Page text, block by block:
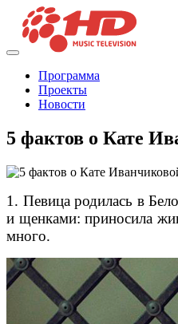
Программа
Проекты
Новости
5 фактов о Кате
1. Певица родилась в
и щенками: приносила
много.